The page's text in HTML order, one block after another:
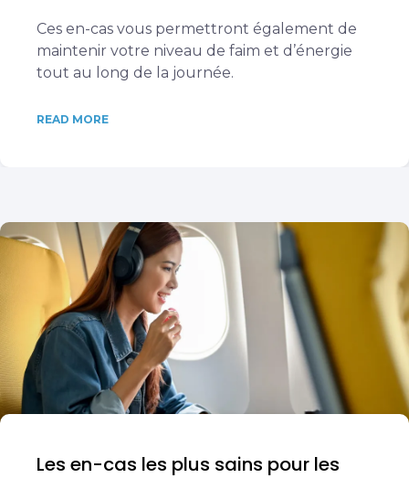
Ces en-cas vous permettront également de
maintenir votre niveau de faim et d’énergie
tout au long de la journée.
READ MORE
Les en-cas les plus sains pour les